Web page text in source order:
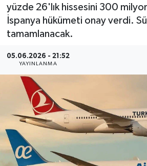
yüzde 26'lık hissesini 300
İspanya hükümeti onay verdi.
tamamlanacak.
05.06.2026 - 21:52
YAYINLANMA
Turizm
Son Dakika Haberleri